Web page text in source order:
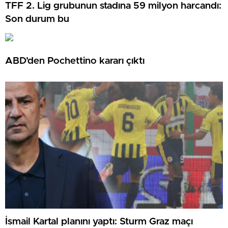
TFF 2. Lig grubunun stadına 59 milyon harcandı:
Son durum bu
ABD’den Pochettino kararı çıktı
İsmail Kartal planını yaptı: Sturm Graz maçı